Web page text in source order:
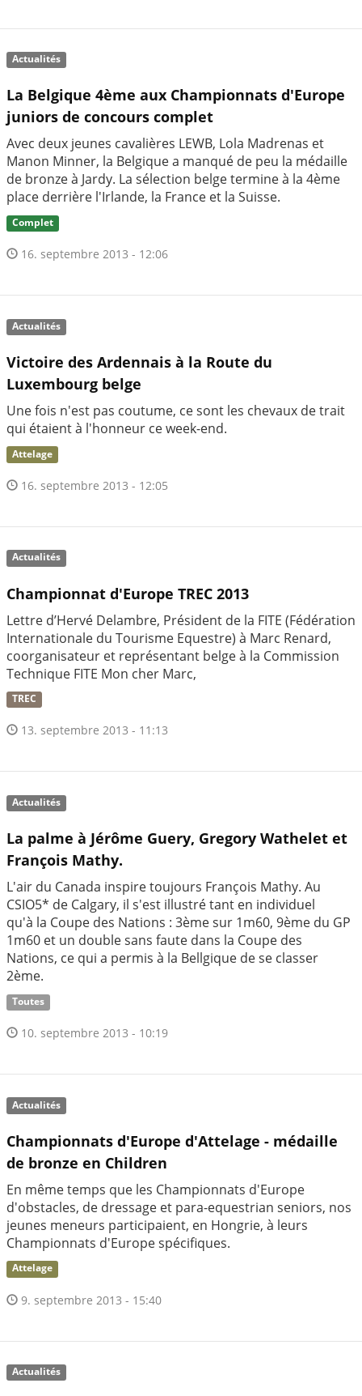
Actualités
La Belgique 4ème aux Championnats d'Europe
juniors de concours complet
Avec deux jeunes cavalières LEWB, Lola Madrenas et
Manon Minner, la Belgique a manqué de peu la médaille
de bronze à Jardy. La sélection belge termine à la 4ème
place derrière l'Irlande, la France et la Suisse.
Complet
16. septembre 2013 - 12:06
Actualités
Victoire des Ardennais à la Route du
Luxembourg belge
Une fois n'est pas coutume, ce sont les chevaux de trait
qui étaient à l'honneur ce week-end.
Attelage
16. septembre 2013 - 12:05
Actualités
Championnat d'Europe TREC 2013
Lettre d’Hervé Delambre, Président de la FITE (Fédération
Internationale du Tourisme Equestre) à Marc Renard,
coorganisateur et représentant belge à la Commission
Technique FITE Mon cher Marc,
TREC
13. septembre 2013 - 11:13
Actualités
La palme à Jérôme Guery, Gregory Wathelet et
François Mathy.
L'air du Canada inspire toujours François Mathy. Au
CSIO5* de Calgary, il s'est illustré tant en individuel
qu'à la Coupe des Nations : 3ème sur 1m60, 9ème du GP
1m60 et un double sans faute dans la Coupe des
Nations, ce qui a permis à la Bellgique de se classer
2ème.
Toutes
10. septembre 2013 - 10:19
Actualités
Championnats d'Europe d'Attelage - médaille
de bronze en Children
En même temps que les Championnats d'Europe
d'obstacles, de dressage et para-equestrian seniors, nos
jeunes meneurs participaient, en Hongrie, à leurs
Championnats d'Europe spécifiques.
Attelage
9. septembre 2013 - 15:40
Actualités